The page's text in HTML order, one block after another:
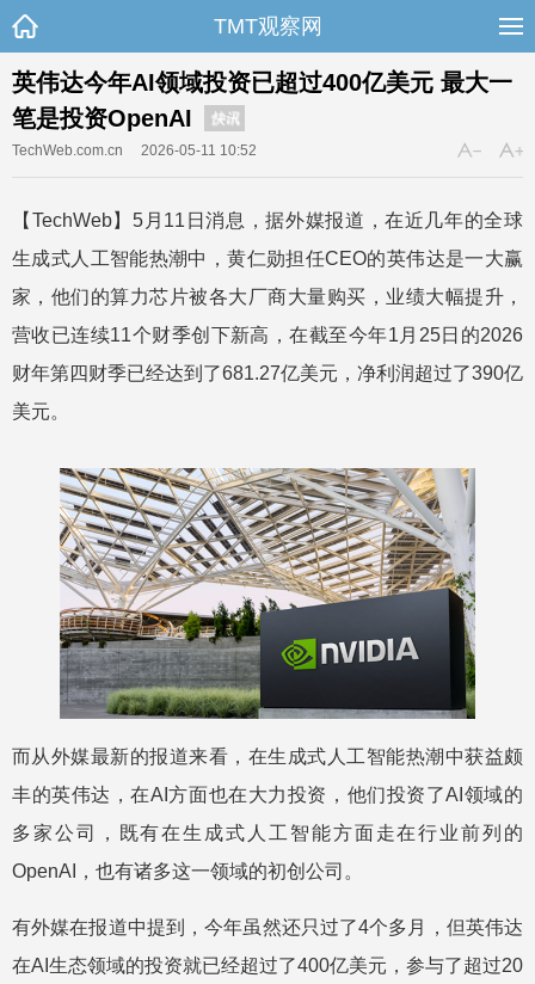
TMT观察网
英伟达今年AI领域投资已超过400亿美元 最大一
笔是投资OpenAI
快讯
TechWeb.com.cn
2026-05-11 10:52
【TechWeb】5月11日消息，据外媒报道，在近几年的全球
生成式人工智能热潮中，黄仁勋担任CEO的英伟达是一大赢
家，他们的算力芯片被各大厂商大量购买，业绩大幅提升，
营收已连续11个财季创下新高，在截至今年1月25日的2026
财年第四财季已经达到了681.27亿美元，净利润超过了390亿
美元。
而从外媒最新的报道来看，在生成式人工智能热潮中获益颇
丰的英伟达，在AI方面也在大力投资，他们投资了AI领域的
多家公司，既有在生成式人工智能方面走在行业前列的
OpenAI，也有诸多这一领域的初创公司。
有外媒在报道中提到，今年虽然还只过了4个多月，但英伟达
在AI生态领域的投资就已经超过了400亿美元，参与了超过20